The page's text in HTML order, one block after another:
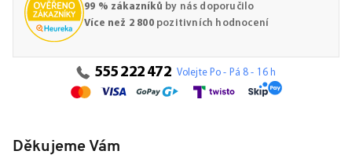
99 % zákazníků by nás doporučilo
Více než 2 800pozitivních hodnocení
555 222 472 Volejte Po - Pá 8 - 16 h
Děkujeme Vám